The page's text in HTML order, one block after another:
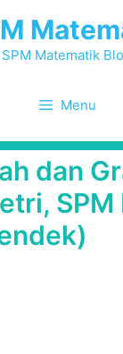
SPM Matematik
Menu
dan
SPM